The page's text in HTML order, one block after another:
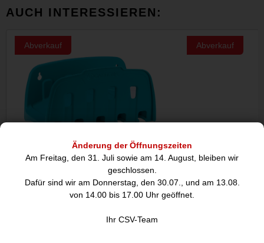
Änderung der Öffnungszeiten
Am Freitag, den 31. Juli sowie am 14. August, bleiben wir
geschlossen.
Dafür sind wir am Donnerstag, den 30.07., und am 13.08.
von 14.00 bis 17.00 Uhr geöffnet.
Ihr CSV-Team
AUCH INTERESSIEREN:
Abverkauf
Gardena Wandschlauchhalter
schwarz
€
Abverkauf